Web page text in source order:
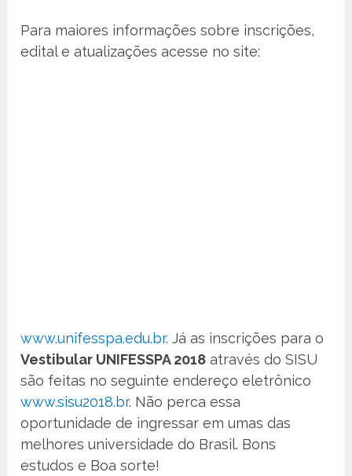
Para maiores informações sobre inscrições,
edital e atualizações acesse no site:
www.unifesspa.edu.br. Já as inscrições para o
Vestibular UNIFESSPA 2018 através do SISU
são feitas no seguinte endereço eletrônico
www.sisu2018.br. Não perca essa
oportunidade de ingressar em umas das
melhores universidade do Brasil. Bons
estudos e Boa sorte!